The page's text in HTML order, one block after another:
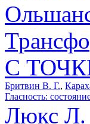
С
Бритвин В. Г.,
Гласность:
Люкс Л.